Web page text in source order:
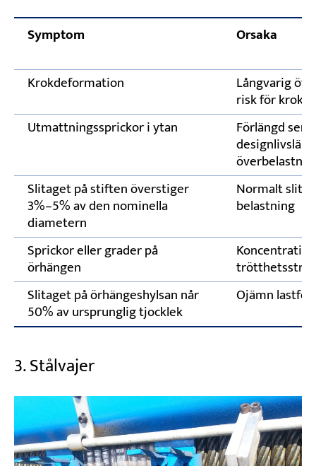
Symptom Orsaka
Krokdeformation Långvarig
risk för
Utmattningssprickor i ytan
Förlängd
Slitaget på stiften överstiger
3%–5% av den nominella
diametern
Normalt
belastning
Sprickor eller grader på
örhängen
Slitaget på örhängeshylsan når
50% av ursprunglig tjocklek
Ojämn
3. Stålvajer